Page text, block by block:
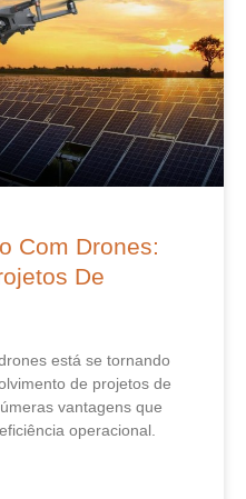
Com Drones:
De
está se tornando
de projetos de
vantagens que
operacional.